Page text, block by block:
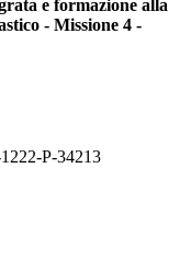
e formazione alla
- Missione 4 -
P-34213